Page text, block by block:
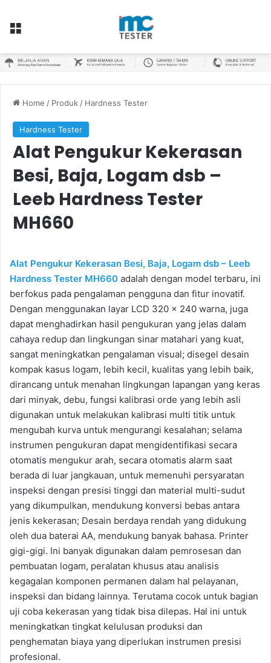
Menu
Home / Produk / Hardness Tester
Hardness Tester
Alat Pengukur Kekerasan
Besi, Baja, Logam dsb –
Leeb Hardness Tester
MH660
Alat Pengukur Kekerasan Besi, Baja, Logam dsb – Leeb
Hardness Tester MH660 adalah dengan model terbaru, ini
berfokus pada pengalaman pengguna dan fitur inovatif.
Dengan menggunakan layar LCD 320 × 240 warna, juga
dapat menghadirkan hasil pengukuran yang jelas dalam
cahaya redup dan lingkungan sinar matahari yang kuat,
sangat meningkatkan pengalaman visual; disegel desain
kompak kasus logam, lebih kecil, kualitas yang lebih baik,
dirancang untuk menahan lingkungan lapangan yang keras
dari minyak, debu, fungsi kalibrasi orde yang lebih asli
digunakan untuk melakukan kalibrasi multi titik untuk
mengubah kurva untuk mengurangi kesalahan; selama
instrumen pengukuran dapat mengidentifikasi secara
otomatis mengukur arah, secara otomatis alarm saat
berada di luar jangkauan, untuk memenuhi persyaratan
inspeksi dengan presisi tinggi dan material multi-sudut
yang dikumpulkan, mendukung konversi bebas antara
jenis kekerasan; Desain berdaya rendah yang didukung
oleh dua baterai AA, mendukung banyak bahasa. Printer
gigi-gigi. Ini banyak digunakan dalam pemrosesan dan
pembuatan logam, peralatan khusus atau analisis
kegagalan komponen permanen dalam hal pelayanan,
inspeksi dan bidang lainnya. Terutama cocok untuk bagian
uji coba kekerasan yang tidak bisa dilepas. Hal ini untuk
meningkatkan tingkat kelulusan produksi dan
penghematan biaya yang diperlukan instrumen presisi
profesional.